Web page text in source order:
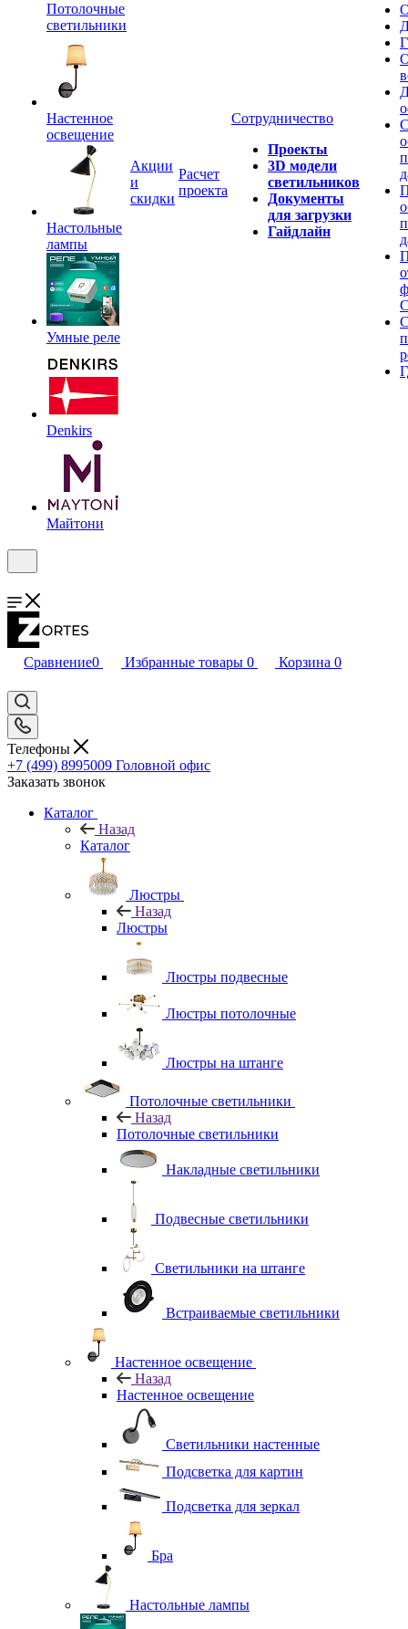
Потолочные
светильники
Настенное
освещение
Настольные
лампы
Умные реле
Denkirs
Майтони
Акции
и
скидки
Расчет
проекта
Сотрудничество
Проекты
3D модели
светильников
Документы
для загрузки
Гайдлайн
Сравнение0 Избранные товары 0 Корзина 0
Телефоны
+7 (499) 8995009 Головной офис
Заказать звонок
Каталог
Назад
Каталог
Люстры
Назад
Люстры
Люстры подвесные
Люстры потолочные
Люстры на штанге
Потолочные светильники
Назад
Потолочные светильники
Накладные светильники
Подвесные светильники
Светильники на штанге
Встраиваемые светильники
Настенное освещение
Назад
Настенное освещение
Светильники настенные
Подсветка для картин
Подсветка для зеркал
Бра
Настольные лампы